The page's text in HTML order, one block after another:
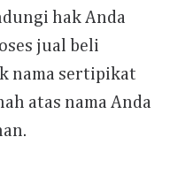
hak Anda
jual beli
nama sertipikat
atas nama Anda